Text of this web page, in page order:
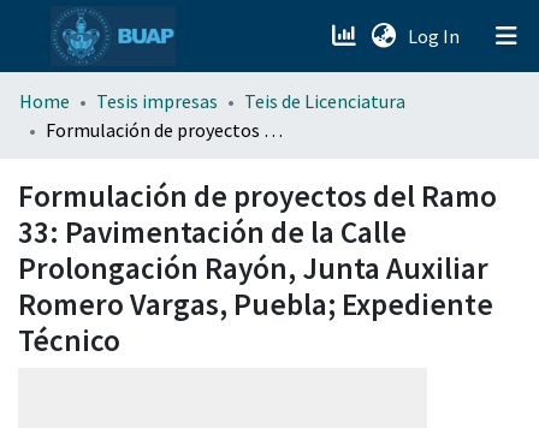
Log In (current)
menu.section.about_menu
Home Tesis impresas
Teis de Licenciatura
Formulación de proyectos del Ramo 33: Pavimentación de la Calle Prolongación Rayón, Junta Auxiliar Romero Vargas, Puebla; Expediente Técnico
Formulación de proyectos del Ramo
33: Pavimentación de la Calle
Prolongación Rayón, Junta Auxiliar
Romero Vargas, Puebla; Expediente
Técnico